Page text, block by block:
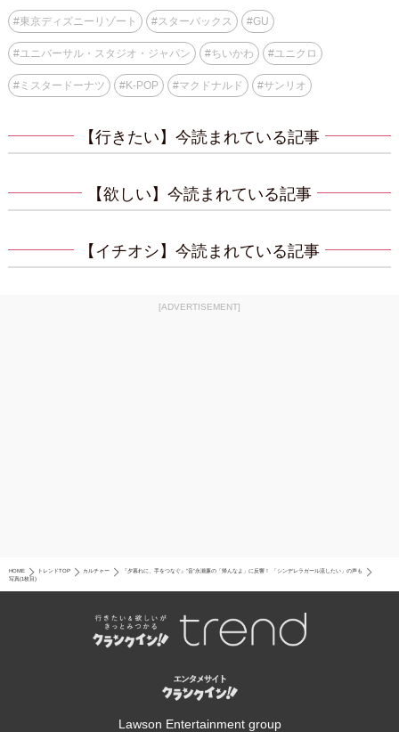
#東京ディズニーリゾート #スターバックス #GU
#ユニバーサル・スタジオ・ジャパン #ちいかわ #ユニクロ
#ミスタードーナツ #K-POP #マクドナルド #サンリオ
【行きたい】今読まれている記事
【欲しい】今読まれている記事
【イチオシ】今読まれている記事
[ADVERTISEMENT]
HOME トレンドTOP カルチャー
『夕暮れに、手をつなぐ』“音”永瀬廉の「帰んなよ」に反響！ 「シンデレラガール流したい」の声も
写真(1枚目)
Lawson Entertainment group